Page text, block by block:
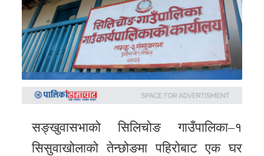
फोटो
समाचार
भिडियो
समाचार
Preeti
सङ्खुवासभाको सिलिचोङ गाउँपालिका–१
सिसुवाखोलाको तेन्छोङमा पहिरोबाट एक घर